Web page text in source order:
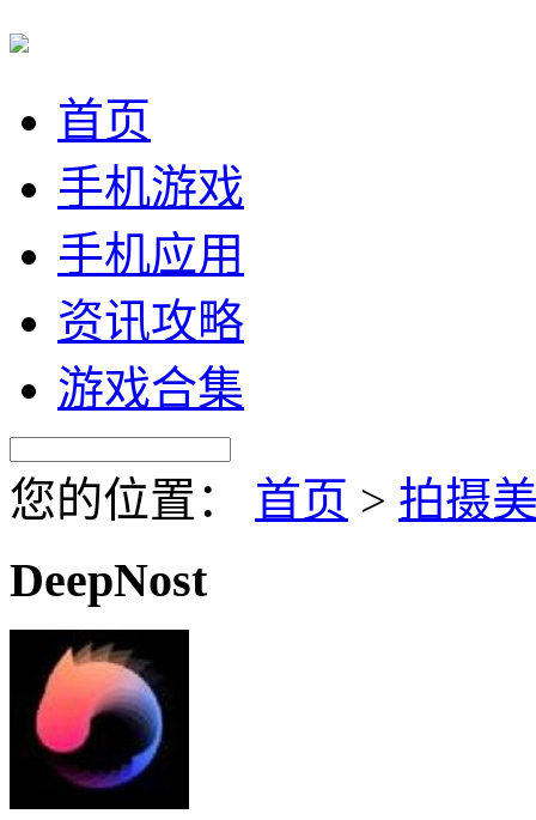
首页
手机游戏
手机应用
资讯攻略
游戏合集
您的位置： 首页 > 拍摄
DeepNost